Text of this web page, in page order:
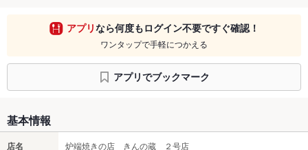
アプリなら何度もログイン不要ですぐ確認！
ワンタップで手軽につかえる
アプリでブックマーク
基本情報
店名 炉端焼きの店 きんの蔵 ２号店